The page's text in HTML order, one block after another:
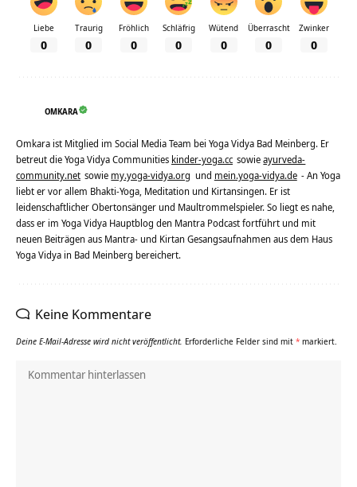
Liebe
0
Traurig
0
Fröhlich
0
Schläfrig
0
Wütend
0
Überrascht
0
Zwinker
0
OMKARA
Omkara ist Mitglied im Social Media Team bei Yoga Vidya Bad Meinberg. Er
betreut die Yoga Vidya Communities kinder-yoga.cc sowieayurveda-
community.net sowie my.yoga-vidya.org und mein.yoga-vidya.de - An Yoga
liebt er vor allem Bhakti-Yoga, Meditation und Kirtansingen. Er ist
leidenschaftlicher Obertonsänger und Maultrommelspieler. So liegt es nahe,
dass er im Yoga Vidya Hauptblog den Mantra Podcast fortführt und mit
neuen Beiträgen aus Mantra- und Kirtan Gesangsaufnahmen aus dem Haus
Yoga Vidya in Bad Meinberg bereichert.
Keine Kommentare
Deine E-Mail-Adresse wird nicht veröffentlicht. Erforderliche Felder sind mit * markiert.